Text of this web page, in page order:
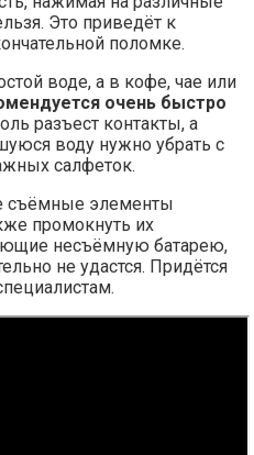
Это приведёт к
поломке.
воде, а в кофе, чае или
очень быстро
разъест контакты, а
воду нужно убрать с
салфеток.
съёмные элементы
промокнуть их
несъёмную батарею,
не удастся. Придётся